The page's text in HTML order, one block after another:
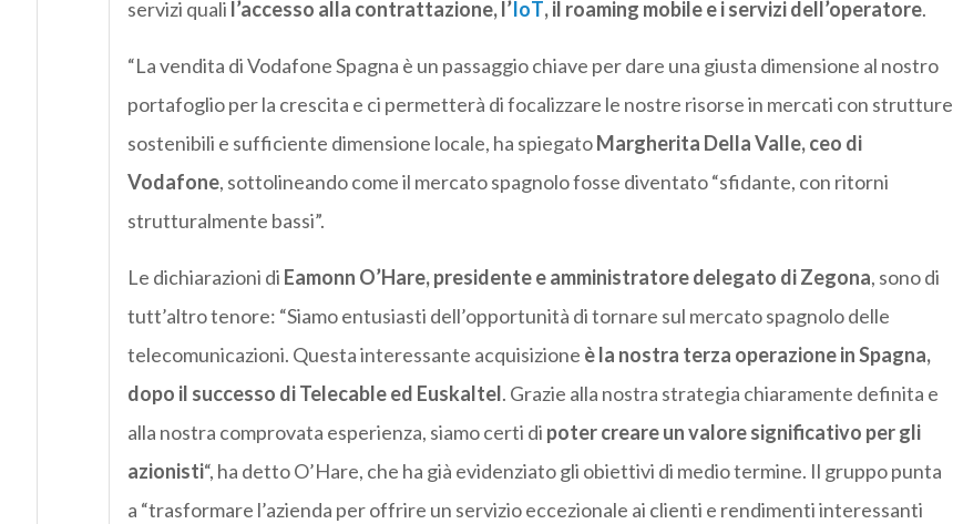
servizi quali l’accesso alla contrattazione, l’IoT, il roaming mobile e i servizi dell’operatore.
“La vendita di Vodafone Spagna è un passaggio chiave per dare una giusta dimensione al nostro
portafoglio per la crescita e ci permetterà di focalizzare le nostre risorse in mercati con strutture
sostenibili e sufficiente dimensione locale, ha spiegatoMargherita Della Valle, ceo di
Vodafone, sottolineando come il mercato spagnolo fosse diventato “sfidante, con ritorni
strutturalmente bassi”.
Le dichiarazioni di Eamonn O’Hare, presidente e amministratore delegato di Zegona, sono di
tutt’altro tenore: “Siamo entusiasti dell’opportunità di tornare sul mercato spagnolo delle
telecomunicazioni. Questa interessante acquisizione è la nostra terza operazione in Spagna,
dopo il successo di Telecable ed Euskaltel. Grazie alla nostra strategia chiaramente definita e
alla nostra comprovata esperienza, siamo certi di poter creare un valore significativo per gli
azionisti“, ha detto O’Hare, che ha già evidenziato gli obiettivi di medio termine. Il gruppo punta
a “trasformare l’azienda per offrire un servizio eccezionale ai clienti e rendimenti interessanti